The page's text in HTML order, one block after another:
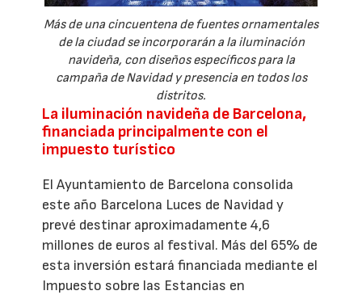
Más de una cincuentena de fuentes ornamentales
de la ciudad se incorporarán a la iluminación
navideña, con diseños específicos para la
campaña de Navidad y presencia en todos los
distritos.
La iluminación navideña de Barcelona,
financiada principalmente con el
impuesto turístico
El Ayuntamiento de Barcelona consolida
este año Barcelona Luces de Navidad y
prevé destinar aproximadamente 4,6
millones de euros al festival. Más del 65% de
esta inversión estará financiada mediante el
Impuesto sobre las Estancias en